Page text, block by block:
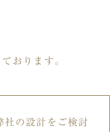
おります。
社の設計をご検討